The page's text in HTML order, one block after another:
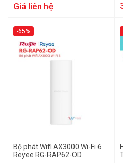
Giá liên hệ
-65%
Bộ phát Wifi AX3000 Wi-Fi 6
Reyee RG-RAP62-OD